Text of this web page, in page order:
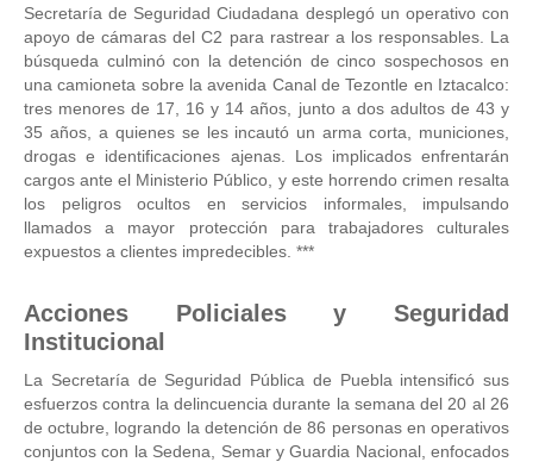
Secretaría de Seguridad Ciudadana desplegó un operativo con
apoyo de cámaras del C2 para rastrear a los responsables. La
búsqueda culminó con la detención de cinco sospechosos en
una camioneta sobre la avenida Canal de Tezontle en Iztacalco:
tres menores de 17, 16 y 14 años, junto a dos adultos de 43 y
35 años, a quienes se les incautó un arma corta, municiones,
drogas e identificaciones ajenas. Los implicados enfrentarán
cargos ante el Ministerio Público, y este horrendo crimen resalta
los peligros ocultos en servicios informales, impulsando
llamados a mayor protección para trabajadores culturales
expuestos a clientes impredecibles. ***
Acciones Policiales y Seguridad
Institucional
La Secretaría de Seguridad Pública de Puebla intensificó sus
esfuerzos contra la delincuencia durante la semana del 20 al 26
de octubre, logrando la detención de 86 personas en operativos
conjuntos con la Sedena, Semar y Guardia Nacional, enfocados